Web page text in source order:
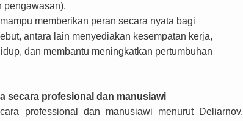
pengawasan).
memberikan peran secara nyata bagi
antara lain menyediakan kesempatan kerja,
dan membantu meningkatkan pertumbuhan
secara profesional dan manusiawi
professional dan manusiawi menurut Deliarnov,